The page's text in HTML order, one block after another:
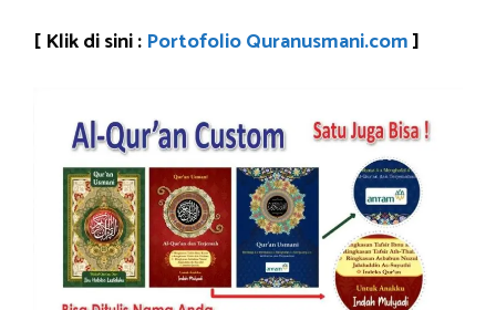
[ Klik di sini : Portofolio Quranusmani.com]